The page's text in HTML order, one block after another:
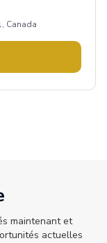
Canada
maintenant et
actuelles